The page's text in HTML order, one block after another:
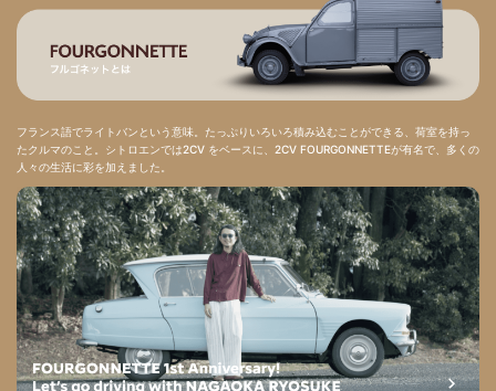
フランス語でライトバンという意味。たっぷりいろいろ積み込むことができる、荷室を持っ
たクルマのこと。シトロエンでは2CV をベースに、2CV FOURGONNETTEが有名で、多くの
人々の生活に彩を加えました。